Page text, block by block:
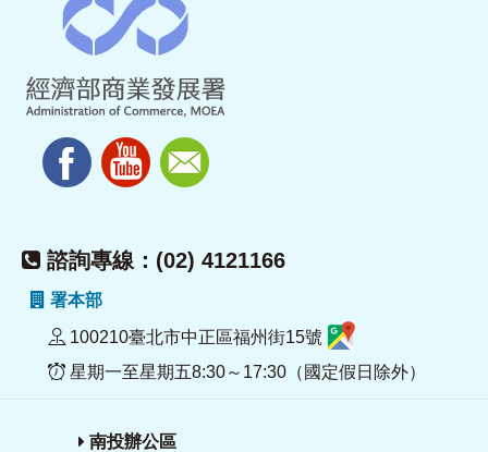
諮詢專線：(02) 4121166
署本部
100210臺北市中正區福州街15號
星期一至星期五8:30～17:30（國定假日除外）
南投辦公區